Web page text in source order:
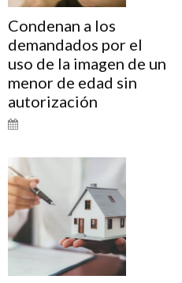
Condenan a los
demandados por el
uso de la imagen de un
menor de edad sin
autorización